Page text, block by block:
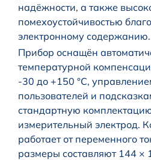
надёжности, а также
помехоустойчивостью
электронному содержанию.
Прибор оснащён
температурной
-30 до +150 °C,
пользователей и
стандартную
измерительный электрод.
работает от переменного
размеры составляют 144 ×